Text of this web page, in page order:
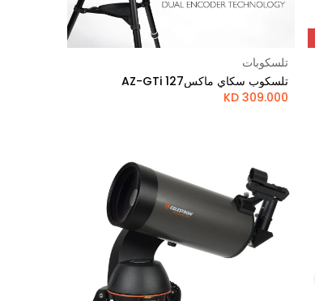
تلسكوبات
تلسكوب سكاي ماكس127 AZ-GTi
309.000
KD